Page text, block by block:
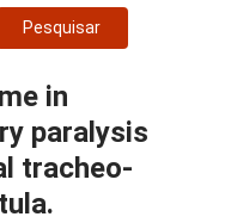
in
paralysis
tracheo-